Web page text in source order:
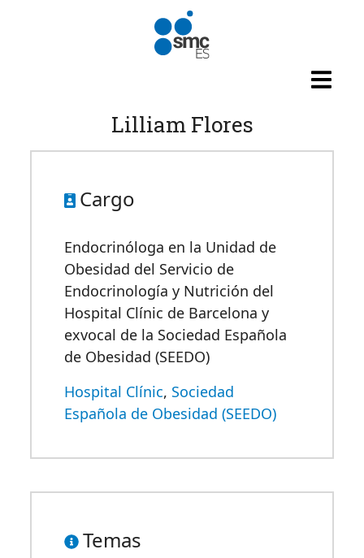
Pasar al contenido principal
Lilliam Flores
Cargo
Endocrinóloga en la Unidad de
Obesidad del Servicio de
Endocrinología y Nutrición del
Hospital Clínic de Barcelona y
exvocal de la Sociedad Española
de Obesidad (SEEDO)
Hospital Clínic, Sociedad
Española de Obesidad (SEEDO)
Temas